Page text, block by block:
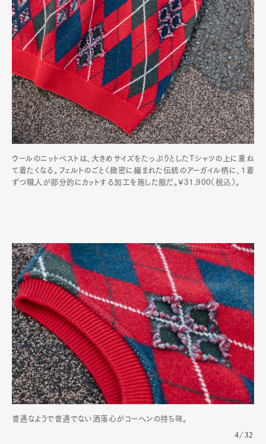
ウールのニットベストは、大きめサイズをたっぷりとしたTシャツの上に重ね
て着たくなる。フェルトのごとく緻密に編まれた伝統のアーガイル柄に、1着
ずつ職人が部分的にカットする加工を施した服だ。¥31,900（税込）。
普通なようで普通でない洒落心がコーヘンの持ち味。
4/32